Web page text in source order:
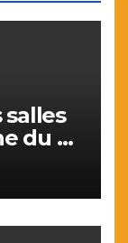
salles
du 9